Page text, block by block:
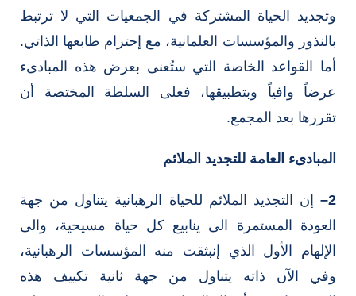
وتجديد الحياة المشتركة في الجمعيات التي لا ترتبط
بالنذور والمؤسسات العلمانية، مع إحترام طابعها الذاتي.
أما القواعد الخاصة التي ستُعنى بعرض هذه المبادىء
عرضاً وافياً وبتطبيقها، فعلى السلطة المختصة أن
تقررها بعد المجمع.
المبادىء العامة للتجديد الملائم
2
–
إن التجديد الملائم للحياة الرهبانية يتناول من جهة
العودة المستمرة الى ينابيع كل حياة مسيحية، والى
الإلهام الأول الذي إنبثقت منه المؤسسات الرهبانية،
وفي الآن ذاته يتناول من جهة ثانية تكييف هذه